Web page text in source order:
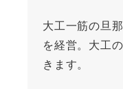
大工一筋の旦
を経営。大工
きます。